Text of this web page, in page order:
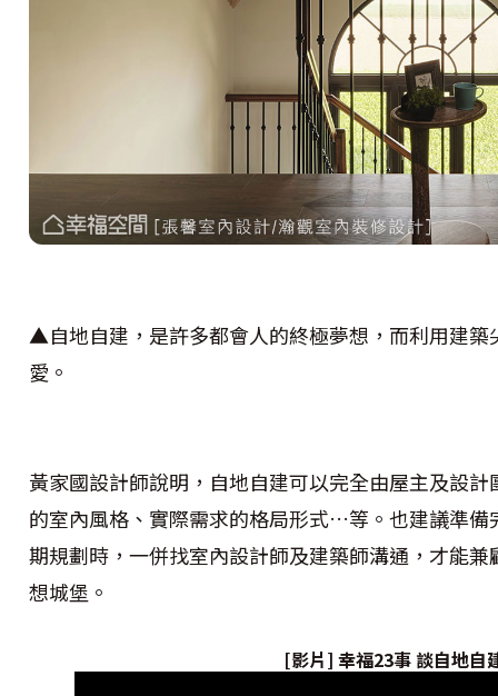
▲自地自建，是許多都會人的終極夢想，而利用建
愛。
黃家國設計師說明，自地自建可以完全由屋主及設
的室內風格、實際需求的格局形式…等。也建議準
期規劃時，一併找室內設計師及建築師溝通，才能
想城堡。
[影片] 幸福23事 談自地自